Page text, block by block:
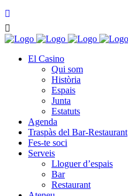
El Casino
Qui som
Història
Espais
Junta
Estatuts
Agenda
Traspàs del Bar-Restaurant
Fes-te soci
Serveis
Lloguer d’espais
Bar
Restaurant